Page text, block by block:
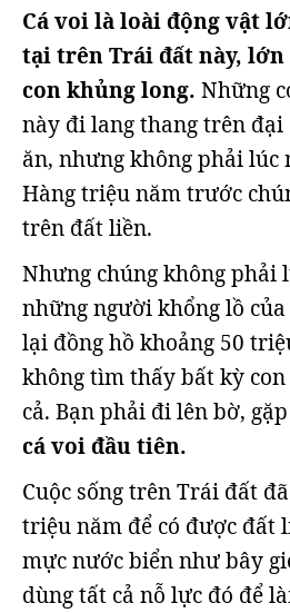
Cá voi là loài động vật
tại trên Trái đất này,
con khủng long. Những
này đi lang thang trên
ăn, nhưng không phải lúc
Hàng triệu năm trước
trên đất liền.
Nhưng chúng không phải
những người khổng lồ
lại đồng hồ khoảng 50
không tìm thấy bất kỳ
cả. Bạn phải đi lên bờ, gặp
cá voi đầu tiên.
Cuộc sống trên Trái đất
triệu năm để có được đất
mực nước biển như bây
dùng tất cả nỗ lực đó để